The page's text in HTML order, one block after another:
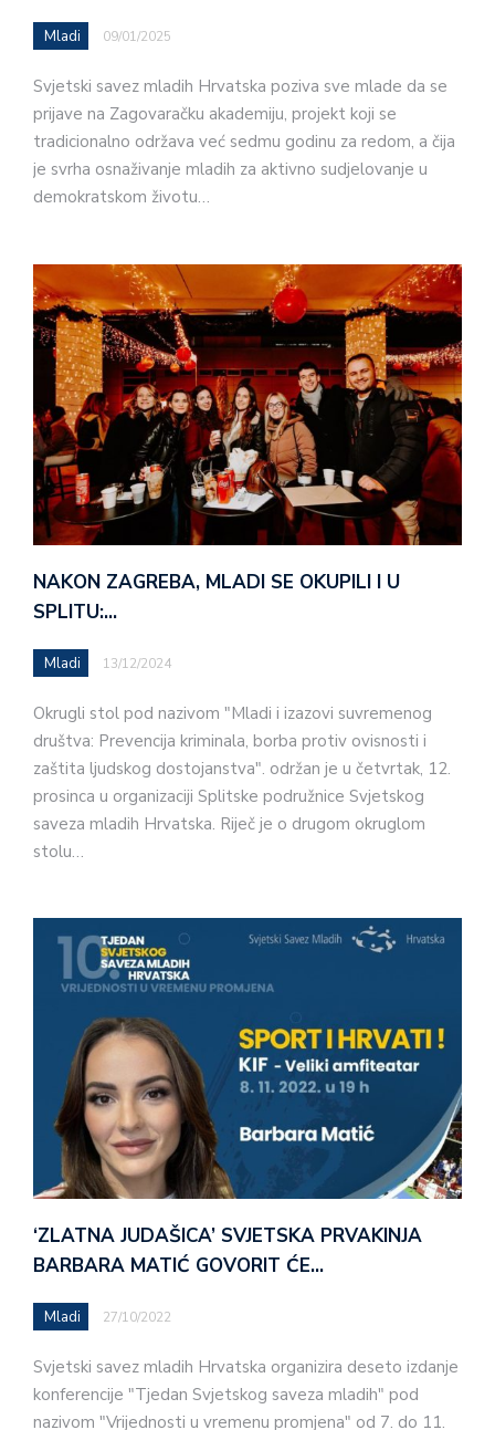
Mladi 09/01/2025
Svjetski savez mladih Hrvatska poziva sve mlade da se
prijave na Zagovaračku akademiju, projekt koji se
tradicionalno održava već sedmu godinu za redom, a čija
je svrha osnaživanje mladih za aktivno sudjelovanje u
demokratskom životu…
NAKON ZAGREBA, MLADI SE OKUPILI I U
SPLITU:…
Mladi 13/12/2024
Okrugli stol pod nazivom "Mladi i izazovi suvremenog
društva: Prevencija kriminala, borba protiv ovisnosti i
zaštita ljudskog dostojanstva". održan je u četvrtak, 12.
prosinca u organizaciji Splitske podružnice Svjetskog
saveza mladih Hrvatska. Riječ je o drugom okruglom
stolu…
‘ZLATNA JUDAŠICA’ SVJETSKA PRVAKINJA
BARBARA MATIĆ GOVORIT ĆE…
Mladi 27/10/2022
Svjetski savez mladih Hrvatska organizira deseto izdanje
konferencije "Tjedan Svjetskog saveza mladih" pod
nazivom "Vrijednosti u vremenu promjena" od 7. do 11.